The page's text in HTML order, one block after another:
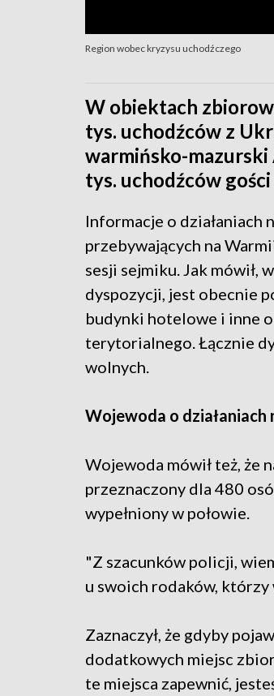
Region wobec kryzysu uchodźczego
W obiektach
tys. uchodźców z
warmińsko-mazurski
tys. uchodźców
Informacje o działaniach
przebywających na
sesji sejmiku. Jak
dyspozycji, jest obecnie
budynki hotelowe i inne
terytorialnego. Łącznie
wolnych.
Wojewoda o działaniach
Wojewoda mówił też, że
przeznaczony dla 480
wypełniony w połowie.
"Z szacunków policji,
u swoich rodaków, którzy
Zaznaczył, że gdyby
dodatkowych miejsc
te miejsca zapewnić,